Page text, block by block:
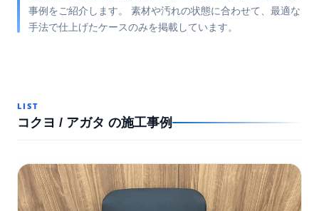
事例をご紹介します。 素材や汚れの状態に合わせて、最適な
手法で仕上げたケースのみを掲載しています。
LIST
コクヨ / アガタ の施工事例